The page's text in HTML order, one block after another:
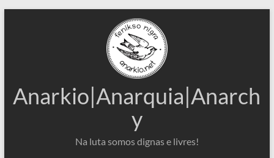
Anarkio|Anarquia|Anarch
y
Na luta somos dignas e livres!